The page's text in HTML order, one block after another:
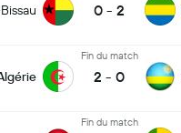
0 - 2
Fin du match
2 - 0
Fin du match